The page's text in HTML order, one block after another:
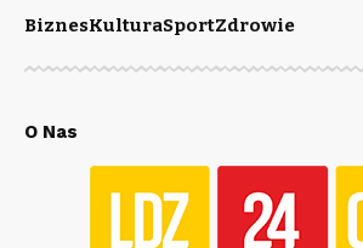
BiznesKulturaSportZdrowie
O Nas